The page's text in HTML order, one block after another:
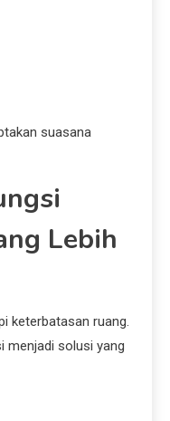
suasana
Lebih
keterbatasan ruang.
menjadi solusi yang